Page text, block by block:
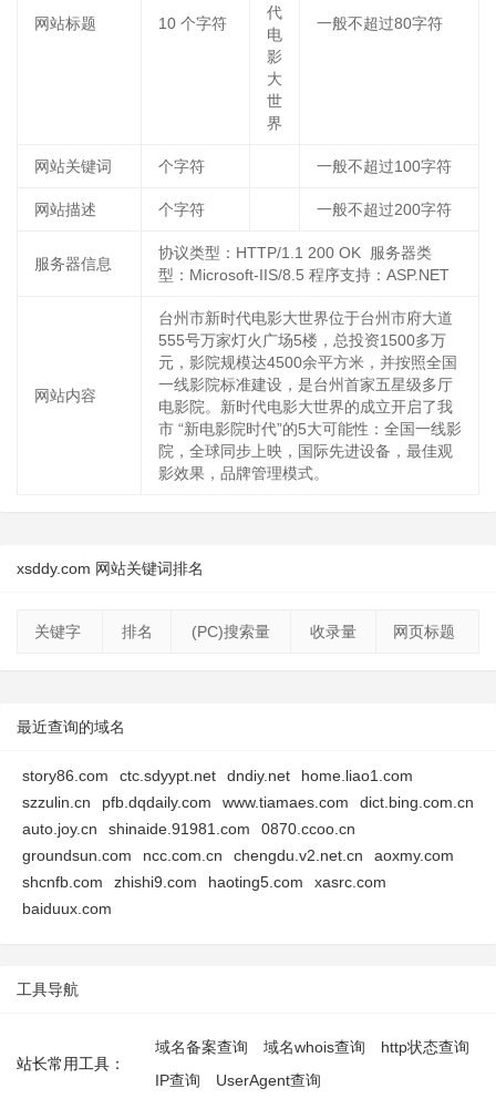
网站标题 10 个字符
代
电
影
大
世
界
一般不超过80字符
网站关键词 个字符 一般不超过100字符
网站描述 个字符 一般不超过200字符
服务器信息
协议类型：HTTP/1.1 200 OK 服务器类
型：Microsoft-IIS/8.5 程序支持：ASP.NET
网站内容
台州市新时代电影大世界位于台州市府大道
555号万家灯火广场5楼，总投资1500多万
元，影院规模达4500余平方米，并按照全国
一线影院标准建设，是台州首家五星级多厅
电影院。新时代电影大世界的成立开启了我
市 “新电影院时代”的5大可能性：全国一线影
院，全球同步上映，国际先进设备，最佳观
影效果，品牌管理模式。
xsddy.com 网站关键词排名
关键字 排名 (PC)搜索量 收录量 网页标题
最近查询的域名
story86.com ctc.sdyypt.net dndiy.net
home.liao1.com
szzulin.cn
pfb.dqdaily.com www.tiamaes.com
dict.bing.com.cn
auto.joy.cn
shinaide.91981.com
0870.ccoo.cn
groundsun.com
ncc.com.cn chengdu.v2.net.cn
aoxmy.com
shcnfb.com
zhishi9.com haoting5.com
xasrc.com
baiduux.com
工具导航
站长常用工具：
域名备案查询 域名whois查询
http状态查询
IP查询
UserAgent查询